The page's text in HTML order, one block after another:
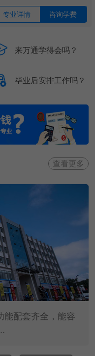
专业详情 咨询学费
来万通学得会吗？
毕业后安排工作吗？
查看更多
能配套齐全，能容